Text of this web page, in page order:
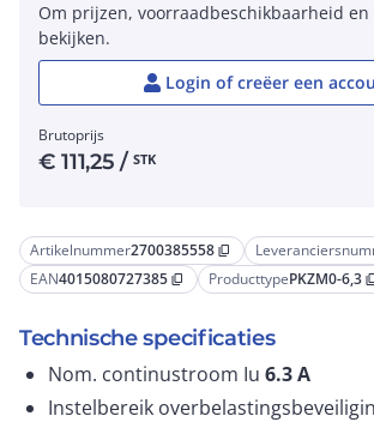
Artikelnummer2700385558 content_copy
EAN4015080727385 content_copy ProducttypePKZM0-6,3
Technische specificaties
Nom. continustroom Iu 6.3A
Instelbereik
Om prijzen, voorraadbeschikbaarheid
bekijken.
Login of creëer een
Brutoprijs
€111,25 / STK